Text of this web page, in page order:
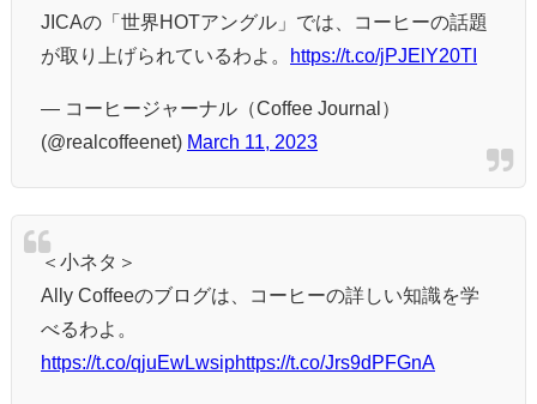
JICAの「世界HOTアングル」では、コーヒーの話題
が取り上げられているわよ。
https://t.co/jPJElY20TI
— コーヒージャーナル（Coffee Journal）
(@realcoffeenet) March 11, 2023
＜小ネタ＞
Ally Coffeeのブログは、コーヒーの詳しい知識を学
べるわよ。
https://t.co/qjuEwLwsiphttps://t.co/Jrs9dPFGnA